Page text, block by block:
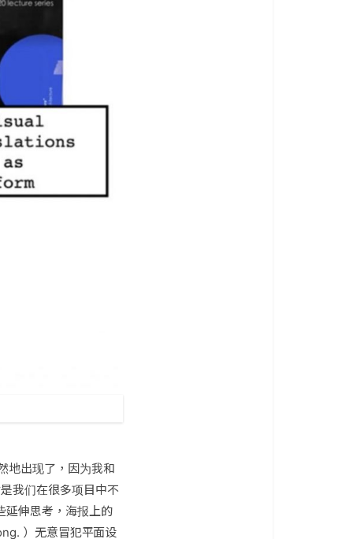
地出现了，因为我和
我们在很多项目中不
延伸思考，海报上的
）无意冒犯平面设